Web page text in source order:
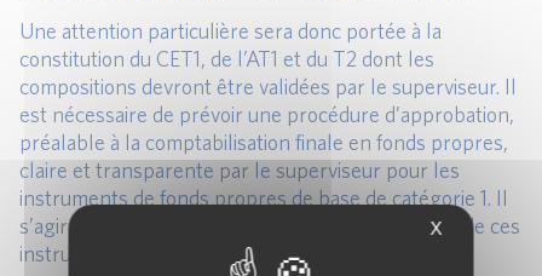
Une attention particulière sera donc portée à la
constitution du CET1, de l’AT1 et du T2 dont les
compositions devront être validées par le superviseur. Il
est nécessaire de prévoir une procédure d’approbation,
préalable à la comptabilisation finale en fonds propres,
claire et transparente par le superviseur pour les
instruments de fonds propres de base de catégorie 1. Il
s’agira de garantir le maintien de la qualité élevée de ces
instruments.
X